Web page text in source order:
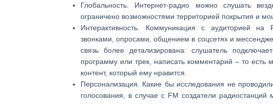
Глобальность. Интернет-радио можно слушать
ограничено возможностями территорией покрытия и
Интерактивность. Коммуникация с аудиторией на
звонками, опросами, общением в соцсетях и
связь более детализирована: слушатель
программу или трек, написать комментарий – то
контент, который ему нравится.
Персонализация. Какие бы исследования не
голосования, в случае с FM создатели